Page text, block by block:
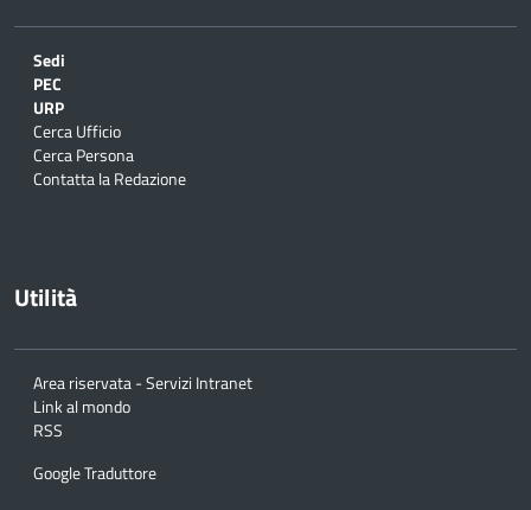
Sedi
PEC
URP
Cerca Ufficio
Cerca Persona
Contatta la Redazione
Utilità
Area riservata - Servizi Intranet
Link al mondo
RSS
Google Traduttore